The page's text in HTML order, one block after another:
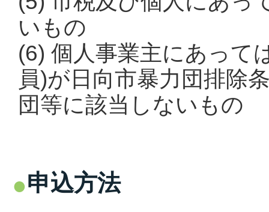
いもの
(6) 個人事業主にあって
員)が日向市暴力団排除
団等に該当しないもの
申込方法